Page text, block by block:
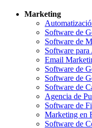
Marketing
Software de
Software de
Software
Email
Software de
Software de
Software de
Agencia de
Software de
Marketing en
Software de